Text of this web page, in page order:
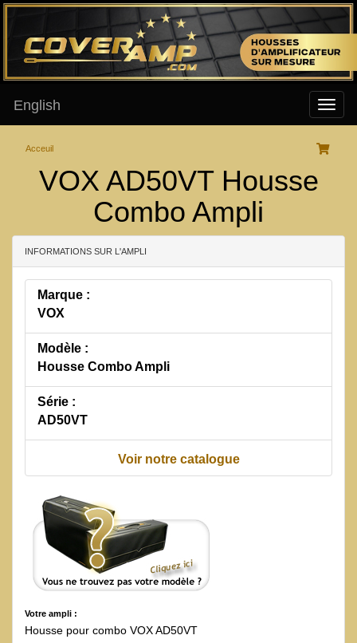
English
Acceuil
VOX AD50VT Housse
Combo Ampli
INFORMATIONS SUR L'AMPLI
Marque :
VOX
Modèle :
Housse Combo Ampli
Série :
AD50VT
Voir notre catalogue
Votre ampli :
Housse pour combo VOX AD50VT